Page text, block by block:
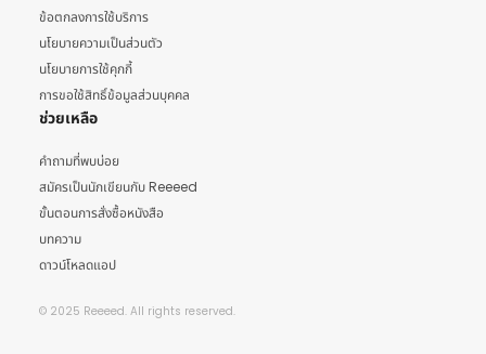
ข้อตกลงการใช้บริการ
นโยบายความเป็นส่วนตัว
นโยบายการใช้คุกกี้
การขอใช้สิทธิ์ข้อมูลส่วนบุคคล
ช่วยเหลือ
คำถามที่พบบ่อย
สมัครเป็นนักเขียนกับ Reeeed
ขั้นตอนการสั่งซื้อหนังสือ
บทความ
ดาวน์โหลดแอป
© 2025 Reeeed. All rights reserved.